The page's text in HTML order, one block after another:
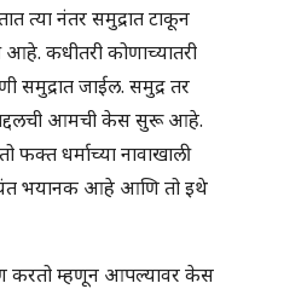
त्या नंतर समुद्रात टाकून
कधीतरी कोणाच्यातरी
समुद्रात जाईल. समुद्र तर
आमची केस सुरू आहे.
फक्त धर्माच्या नावाखाली
भयानक आहे आणि तो इथे
करतो म्हणून आपल्यावर केस